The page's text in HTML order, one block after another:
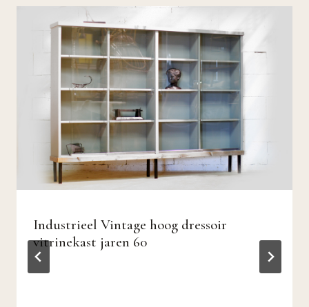
Industrieel Vintage hoog dressoir
vitrinekast jaren 60